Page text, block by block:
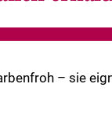
– sie